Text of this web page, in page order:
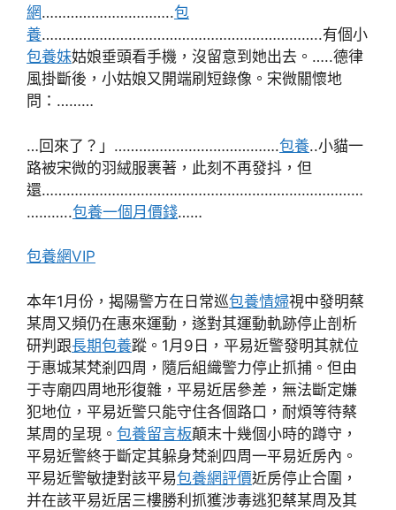
網…………………………..包
養…………………………………………………………..有個小
包養妹姑娘垂頭看手機，沒留意到她出去。…..德律
風掛斷後，小姑娘又開端刷短錄像。宋微關懷地
問：………
…回來了？」………………………………….包養..小貓一
路被宋微的羽絨服裹著，此刻不再發抖，但
還……………………………………………………………………
………..包養一個月價錢……
包養網VIP
本年1月份，揭陽警方在日常巡包養情婦視中發明蔡
某周又頻仍在惠來運動，遂對其運動軌跡停止剖析
研判跟長期包養蹤。1月9日，平易近警發明其就位
于惠城某梵剎四周，隨后組織警力停止抓捕。但由
于寺廟四周地形復雜，平易近居參差，無法斷定嫌
犯地位，平易近警只能守住各個路口，耐煩等待蔡
某周的呈現。 包養留言板顛末十幾個小時的蹲守，
平易近警終于斷定其躲身梵剎四周一平易近房內。
平易近警敏捷對該平易包養網評價近房停止合圍，
并在該平易近居三樓勝利抓獲涉毒逃犯蔡某周及其